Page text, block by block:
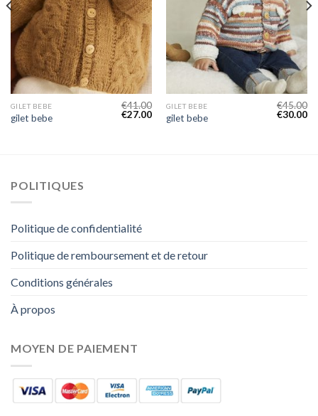
GILET BEBE
gilet bebe
€41.00
€27.00
GILET BEBE
gilet bebe
€45.00
€30.00
POLITIQUES
Politique de confidentialité
Politique de remboursement et de retour
Conditions générales
À propos
MOYEN DE PAIEMENT